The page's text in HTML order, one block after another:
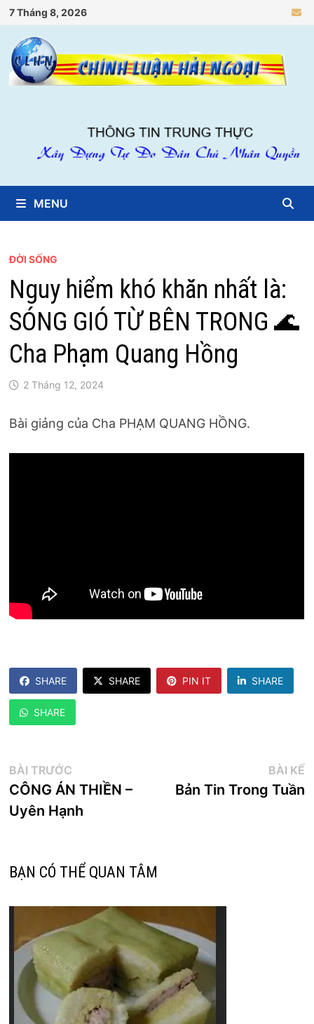
Skip
to
content
7 Tháng 8, 2026
MENU
ĐỜI SỐNG
Nguy hiểm khó khăn nhất là:
SÓNG GIÓ TỪ BÊN TRONG 🌊
Cha Phạm Quang Hồng
2 Tháng 12, 2024
Bài giảng của Cha PHẠM QUANG HỒNG.
SHARE SHARE PIN IT SHARE
SHARE
Điều
hướng
bài
BÀI TRƯỚC
trước:
CÔNG ÁN THIỀN –
Uyên Hạnh
BÀI KẾ
Bản Tin Trong Tuần
BẠN CÓ THỂ QUAN TÂM